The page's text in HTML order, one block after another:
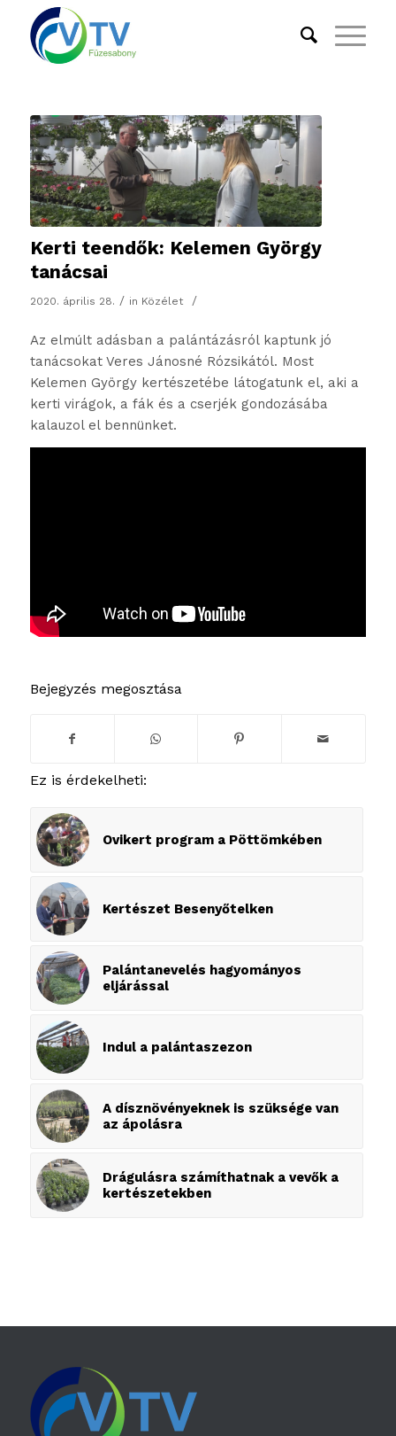
Kerti teendők: Kelemen György
tanácsai
2020. április 28. / in Közélet /
Az elmúlt adásban a palántázásról kaptunk jó
tanácsokat Veres Jánosné Rózsikától. Most
Kelemen György kertészetébe látogatunk el, aki a
kerti virágok, a fák és a cserjék gondozásába
kalauzol el bennünket.
Bejegyzés megosztása
Ez is érdekelheti:
Ovikert program a Pöttömkében
Kertészet Besenyőtelken
Palántanevelés hagyományos
eljárással
Indul a palántaszezon
A dísznövényeknek is szüksége van
az ápolásra
Drágulásra számíthatnak a vevők a
kertészetekben